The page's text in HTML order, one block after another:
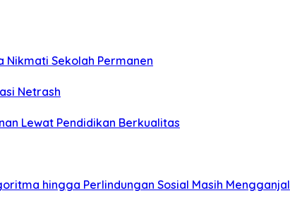
Nikmati Sekolah Permanen
Netrash
Lewat Pendidikan Berkualitas
hingga Perlindungan Sosial Masih Mengganjal